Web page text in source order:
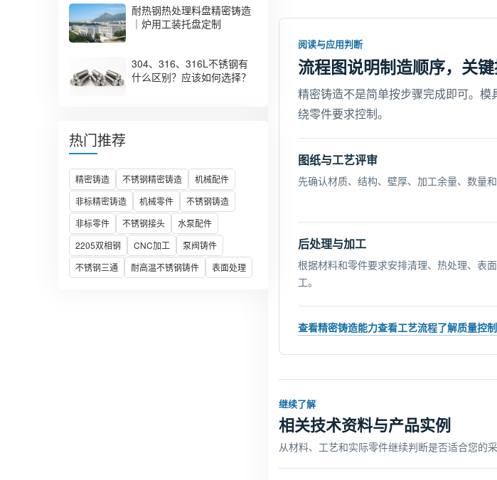
耐热钢热处理料盘精密铸造
｜炉用工装托盘定制
304、316、316L不锈钢有
什么区别？应该如何选择？
热门推荐
精密铸造 不锈钢精密铸造
机械配件
非标精密铸造
机械零件
不锈钢铸造
非标零件
不锈钢接头
水泵配件
2205双相钢
CNC加工
泵阀铸件
不锈钢三通
耐高温不锈钢铸件 表面处理
阅读与应用判断
流程图说明制造顺序，关
精密铸造不是简单按步骤完成即可。
绕零件要求控制。
图纸与工艺评审
先确认材质、结构、壁厚、加工余量、数量和
后处理与加工
根据材料和零件要求安排清理、热处理、表
工。
查看精密铸造能力查看工艺流程了解质量控制
继续了解
相关技术资料与产品实例
从材料、工艺和实际零件继续判断是否适合您的采